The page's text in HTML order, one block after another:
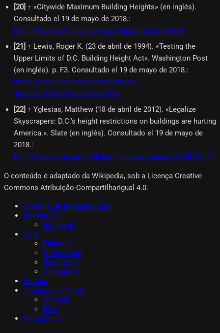
[20] ↑ «Citywide Maximum Building Heights» (en inglés).
Consultado el 19 de mayo de 2018.:
https://www.portlandoregon.gov/bps/article/585054
[21] ↑ Lewis, Roger K. (23 de abril de 1994). «Testing the
Upper Limits of D.C. Building Height Act». Washington Post
(en inglés). p. F3. Consultado el 19 de mayo de 2018.:
https://www.washingtonpost.com/wp-
srv/local/facts/lewis042494.htm
[22] ↑ Yglesias, Matthew (18 de abril de 2012). «Legalize
Skyscrapers: D.C.'s height restrictions on buildings are hurting
America.». Slate (en inglés). Consultado el 19 de mayo de
2018.:
http://www.slate.com/articles/business/moneybox/2012/04/
O conteúdo é adaptado da Wikipedia, sob a Licença Creative
Commons Atribuição-CompartilharIgual 4.0.
Portaria de Infraestrutura
Introdução
Em geral
Ásia
Filipinas
Hong Kong
Indonésia
Cingapura
Europa
América do Norte
Canadá
EUA
Referências